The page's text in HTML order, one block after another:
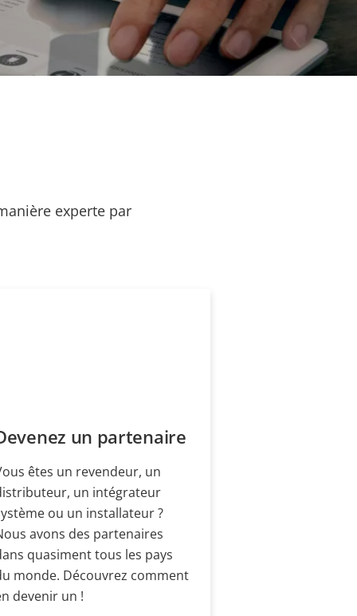
experte par
un partenaire
êtes un revendeur, un
un intégrateur
ou un installateur ?
avons des partenaires
quasiment tous les pays
monde. Découvrez comment
devenir un !